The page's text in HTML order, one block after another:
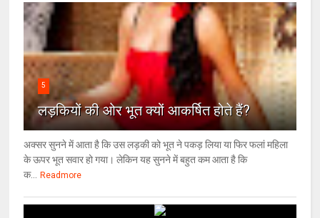
5
लड़कियों की ओर भूत क्‍यों आकर्षित होते हैं?
अक्सर सुनने में आता है कि उस लड़की को भूत ने पकड़ लिया या फिर फलां महिला
के ऊपर भूत सवार हो गया। लेकिन यह सुनने में बहुत कम आता है कि
क...
Readmore